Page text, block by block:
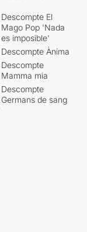
Descompte El
Mago Pop 'Nada
es imposible'
Descompte Ànima
Descompte
Mamma mia
Descompte
Germans de sang